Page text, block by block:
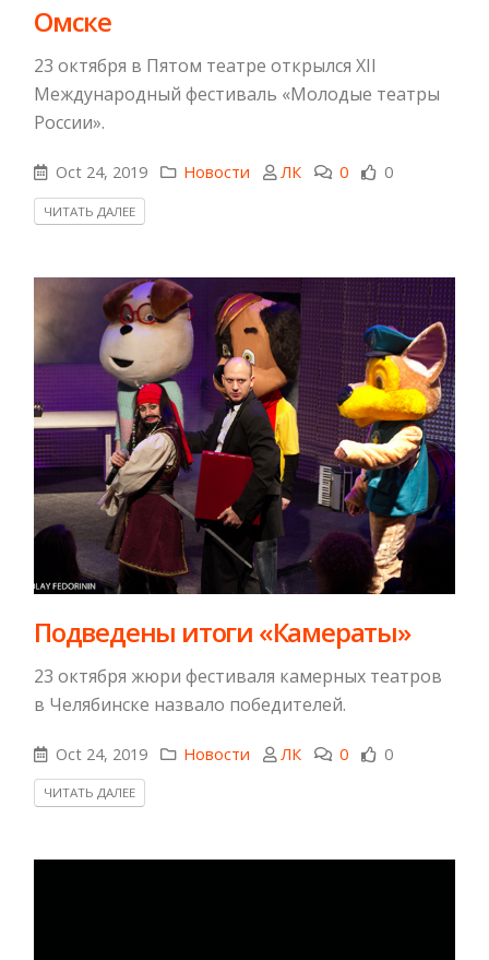
Омске
23 октября в Пятом театре открылся XII
Международный фестиваль «Молодые театры
России».
Oct 24, 2019 Новости ЛК 0 0
ЧИТАТЬ ДАЛЕЕ
Подведены итоги «Камераты»
23 октября жюри фестиваля камерных театров
в Челябинске назвало победителей.
Oct 24, 2019 Новости ЛК 0 0
ЧИТАТЬ ДАЛЕЕ